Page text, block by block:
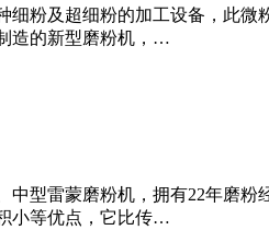
细粉及超细粉的加工设备，此
造的新型磨粉机，…
中型雷蒙磨粉机，拥有22年磨
小等优点，它比传…